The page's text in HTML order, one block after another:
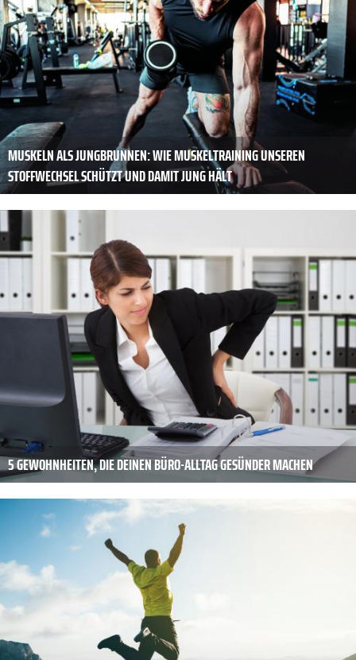
MUSKELN ALS JUNGBRUNNEN: WIE MUSKELTRAINING UNSEREN
STOFFWECHSEL SCHÜTZT UND DAMIT JUNG HÄLT
5 GEWOHNHEITEN, DIE DEINEN BÜRO-ALLTAG GESÜNDER MACHEN